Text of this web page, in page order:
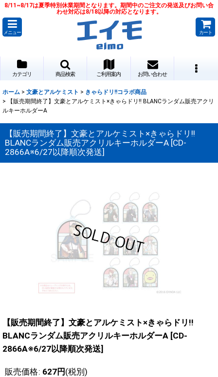
8/11~8/17は夏季特別休業期間となります。期間中のご注文の発送及びお問い合
わせ対応は8/18以降の対応となります。
メニュー カート
カテゴリ 商品検索 ご利用案内 お問い合わせ
ホーム > 文豪とアルケミスト > きゃらドリ!!コラボ商品
>
【販売期間終了】文豪とアルケミスト×きゃらドリ!! BLANCランダム販売アクリ
ルキーホルダーA
【販売期間終了】文豪とアルケミスト×きゃらドリ!!
BLANCランダム販売アクリルキーホルダーA [CD-
2866A※6/27以降順次発送]
【販売期間終了】文豪とアルケミスト×きゃらドリ!!
BLANCランダム販売アクリルキーホルダーA [CD-
2866A※6/27以降順次発送]
販売価格: 627円 (税別)